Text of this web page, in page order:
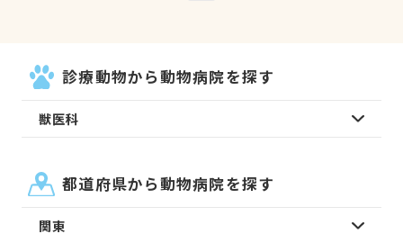
診療動物から動物病院を探す
獣医科
都道府県から動物病院を探す
関東